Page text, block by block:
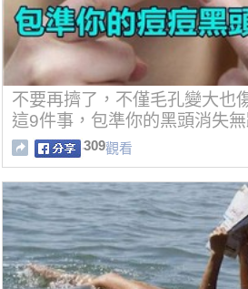
不要再擠了，不僅毛孔變大也
這9件事，包準你的黑頭消失無
309觀看